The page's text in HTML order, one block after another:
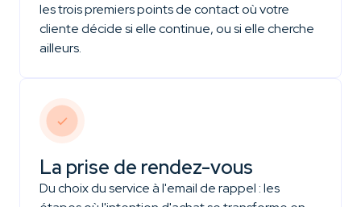
les trois premiers points de contact où votre
cliente décide si elle continue, ou si elle cherche
ailleurs.
La prise de rendez-vous
Du choix du service à l'email de rappel : les